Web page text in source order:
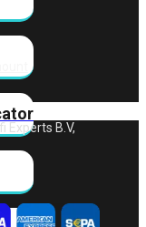
Experts B.V,